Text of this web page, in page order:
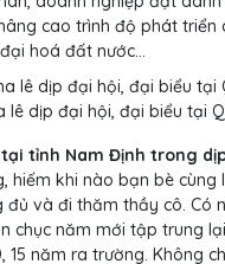
cao trình độ phát triển
hoá đất nước...
lê dịp đại hội, đại biểu tại
tỉnh Nam Định trong
hiếm khi nào bạn bè cùng
và đi thăm thầy cô. Có
chục năm mới tập trung
15 năm ra trường. Không